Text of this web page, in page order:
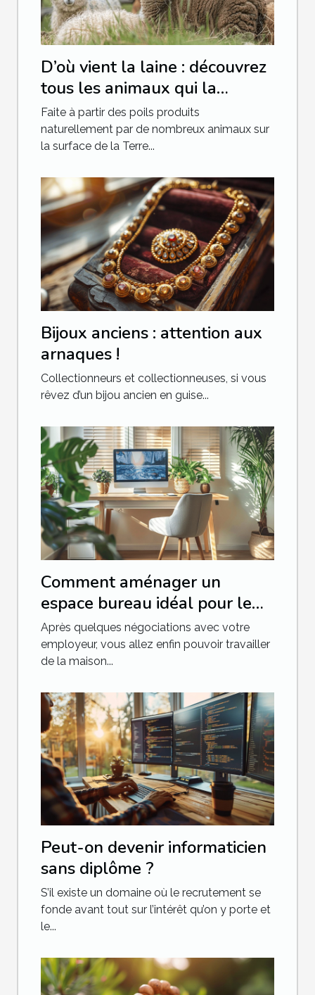
D’où vient la laine : découvrez
tous les animaux qui la
produisent
Faite à partir des poils produits
naturellement par de nombreux animaux sur
la surface de la Terre...
Bijoux anciens : attention aux
arnaques !
Collectionneurs et collectionneuses, si vous
rêvez d’un bijou ancien en guise...
Comment aménager un
espace bureau idéal pour le
télétravail ?
Après quelques négociations avec votre
employeur, vous allez enfin pouvoir travailler
de la maison...
Peut-on devenir informaticien
sans diplôme ?
S’il existe un domaine où le recrutement se
fonde avant tout sur l’intérêt qu’on y porte et
le...